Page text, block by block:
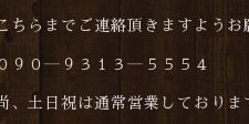
ちらまでご連絡頂きますようお
９０―９３１３―５５５４
、土日祝は通常営業しておりま